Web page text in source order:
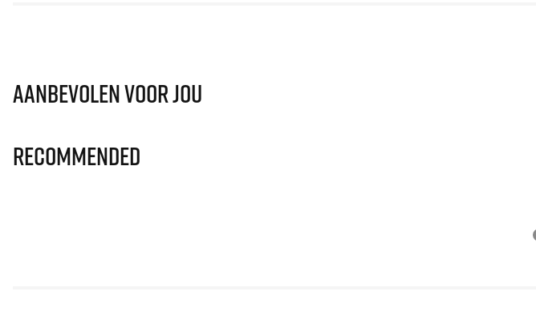
Aanbevolen voor jou
Recommended